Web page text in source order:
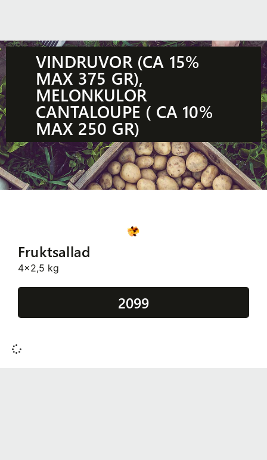
VINDRUVOR (CA 15%
MAX 375 GR),
MELONKULOR
CANTALOUPE ( CA 10%
MAX 250 GR)
Fruktsallad
4x2,5 kg
2099